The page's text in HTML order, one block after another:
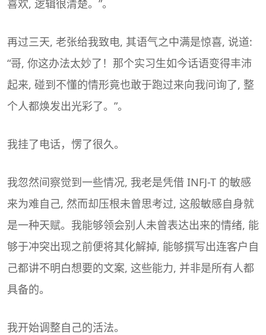
喜欢, 逻辑很清楚。”。
再过三天, 老张给我致电, 其语气之中满是惊喜, 说道:
“哥, 你这办法太妙了！那个实习生如今话语变得丰沛
起来, 碰到不懂的情形竟也敢于跑过来向我问询了, 整
个人都焕发出光彩了。”。
我挂了电话，愣了很久。
我忽然间察觉到一些情况, 我老是凭借 INFJ-T 的敏感
来为难自己, 然而却压根未曾思考过, 这般敏感自身就
是一种天赋。我能够领会别人未曾表达出来的情绪, 能
够于冲突出现之前便将其化解掉, 能够撰写出连客户自
己都讲不明白想要的文案, 这些能力, 并非是所有人都
具备的。
我开始调整自己的活法。